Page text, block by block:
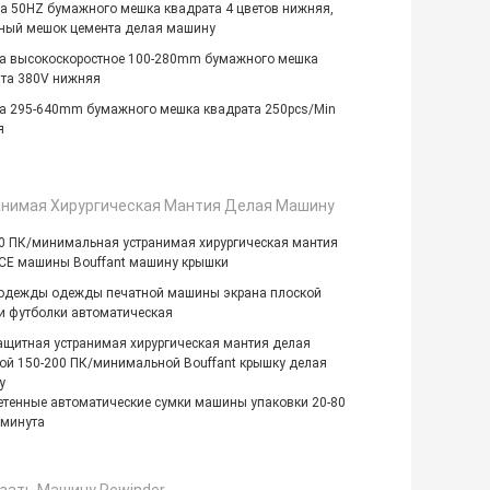
50HZ бумажного мешка квадрата 4 цветов нижняя,
мешок цемента делая машину
высокоскоростное 100-280mm бумажного мешка
380V нижняя
295-640mm бумажного мешка квадрата 250pcs/Min
Хирургическая Мантия Делая Машину
ПК/минимальная устранимая хирургическая мантия
машины Bouffant машину крышки
одежды печатной машины экрана плоской
футболки автоматическая
устранимая хирургическая мантия делая
150-200 ПК/минимальной Bouffant крышку делая
автоматические сумки машины упаковки 20-80